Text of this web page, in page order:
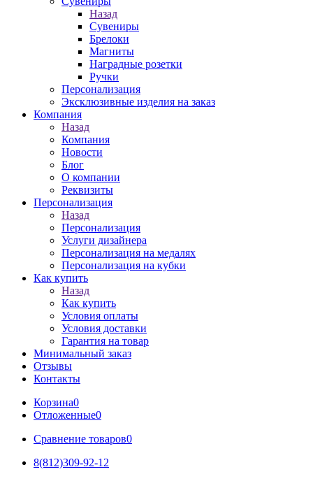
Назад
Сувениры
Брелоки
Магниты
Наградные розетки
Ручки
Персонализация
Эксклюзивные изделия на заказ
Компания
Назад
Компания
Новости
Блог
О компании
Реквизиты
Персонализация
Назад
Персонализация
Услуги дизайнера
Персонализация на медалях
Персонализация на кубки
Как купить
Назад
Как купить
Условия оплаты
Условия доставки
Гарантия на товар
Минимальный заказ
Отзывы
Контакты
Корзина0
Отложенные0
Сравнение товаров0
8(812)309-92-12